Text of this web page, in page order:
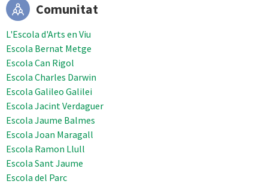
Comunitat
L'Escola d'Arts en Viu
Escola Bernat Metge
Escola Can Rigol
Escola Charles Darwin
Escola Galileo Galilei
Escola Jacint Verdaguer
Escola Jaume Balmes
Escola Joan Maragall
Escola Ramon Llull
Escola Sant Jaume
Escola del Parc